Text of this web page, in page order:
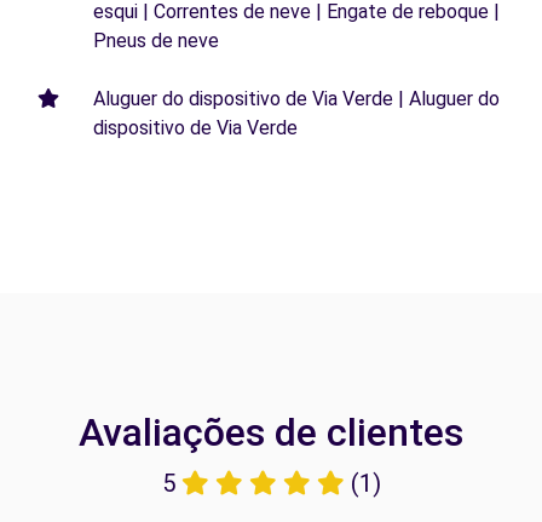
esqui | Correntes de neve | Engate de reboque |
Pneus de neve
Aluguer do dispositivo de Via Verde | Aluguer do
dispositivo de Via Verde
Avaliações de clientes
5 (1)